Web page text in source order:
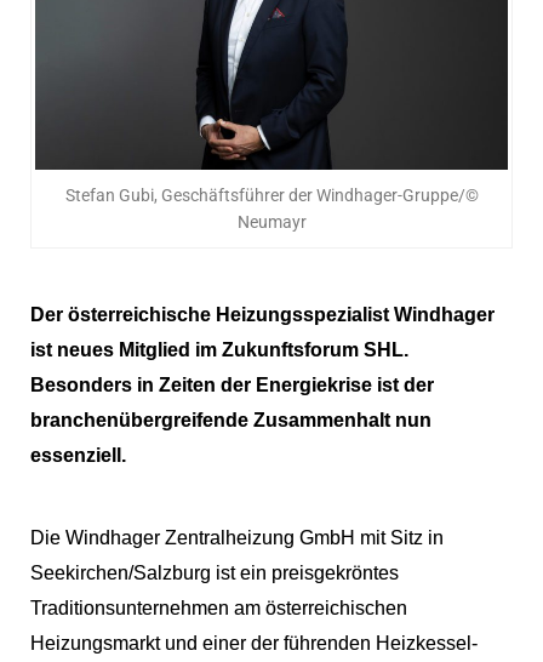
Stefan Gubi, Geschäftsführer der Windhager-Gruppe/©
Neumayr
Der österreichische Heizungsspezialist Windhager
ist neues Mitglied im Zukunftsforum SHL.
Besonders in Zeiten der Energiekrise ist der
branchenübergreifende Zusammenhalt nun
essenziell.
Die Windhager Zentralheizung GmbH mit Sitz in
Seekirchen/Salzburg ist ein preisgekröntes
Traditionsunternehmen am österreichischen
Heizungsmarkt und einer der führenden Heizkessel-